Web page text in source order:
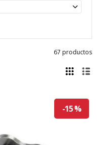
67 productos
-15 %